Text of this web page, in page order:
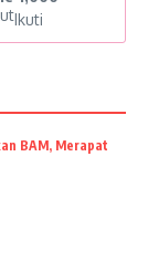
Ikuti
BAM, Merapat